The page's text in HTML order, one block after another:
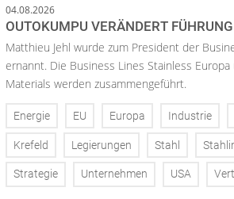
04.08.2026
OUTOKUMPU VERÄNDERT
Matthieu Jehl wurde zum President der
ernannt. Die Business Lines Stainless Europa
Materials werden zusammengeführt.
Energie EU Europa Industrie
Krefeld Legierungen Stahl
Strategie Unternehmen USA